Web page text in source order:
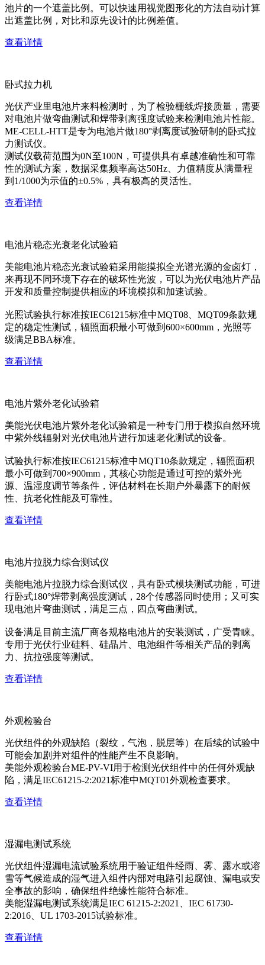
池片的一个遮盖比例。可以快速用视觉图形化的方法自动计算
出遮盖比例，对比和原先设计的比例差值。
查看详情
卧式拉力机
光伏产业里电池片来料检测时，为了检验栅线焊接质量，需要
对电池片做弯曲测试和焊带剥离强度试验来检测电池片性能。
ME-CELL-HTT是专为电池片做180°剥离度试验研制的卧式拉
力测试仪。
测试仪载荷范围为0N至100N，可提供具有卓越准确性和可靠
性的测试方案，数据采集频率高达50Hz、力值精度从满量程
到1/1000为示值的±0.5%，具有极高的灵活性。
查看详情
电池片稳态光衰老化试验箱
美能电池片稳态光衰试验箱采用能摸拟全光谱光源的金卤灯，
来再现不同环境下存在的破坏性光波，可以为光伏电池片产品
开发和质量控制提供相应的环境模拟和加速试验。
光照试验执行标准按IEC61215标准中MQT08、MQT09条款规
定的稳定性测试，辐照面积最小可做到600×600mm，光照等
级满足BBA标准。
查看详情
电池片紫外老化试验箱
美能光伏电池片紫外老化试验箱是一种专门用于模拟自然环境
中紫外线辐射对光伏电池片进行加速老化测试的设备。
试验执行标准按IEC61215标准中MQT10条款规定，辐照面积
最小可做到700×900mm，其核心功能是通过可控的紫外光
源、温湿度调节等条件，评估材料在长期户外暴露下的耐候
性、抗老化性能及可靠性。
查看详情
电池片拉脱力综合测试仪
美能电池片拉脱力综合测试仪，具有卧式模块测试功能，可进
行卧式180°焊带剥离强度测试，28个传感器同时使用；又可实
现电池片弯曲测试，满足三点，四点弯曲测试。
设备满足目前主流厂商各规格电池片的安装测试，广受青睐。
专用于光伏行业硅料、硅晶片、电池组件等相关产品的剥离
力、抗拉强度等测试。
查看详情
外观检验台
光伏组件的外观缺陷（裂纹，气泡，脱层等）在后续的试验中
可能会加剧并对组件的性能产生不良影响。
美能外观检验台ME-PV-VI用于检测光伏组件中的任何外观缺
陷，满足IEC61215-2:2021标准中MQT01外观检查要求。
查看详情
湿漏电测试系统
光伏组件湿漏电流试验系统用于验证组件经雨、雾、露水或溶
雪等气候造成的湿气进入组件内部对电路引起腐蚀、漏电或安
全事故的影响，确保组件绝缘性能符合标准。
美能湿漏电测试系统满足IEC 61215-2:2021、IEC 61730-
2:2016、UL 1703-2015试验标准。
查看详情